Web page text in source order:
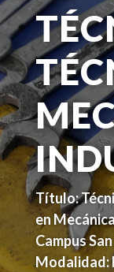
Título:
en
Campus
Modalidad: